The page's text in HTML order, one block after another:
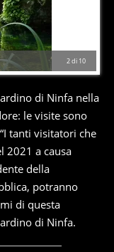
2di 10
di Ninfa nella
le visite sono
tanti visitatori che
2021 a causa
della
potranno
di questa
di Ninfa.